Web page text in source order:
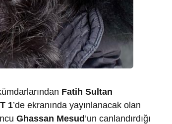
Fatih Sultan
1’de ekranında yayınlanacak olan
Ghassan Mesud ’un canlandırdığı